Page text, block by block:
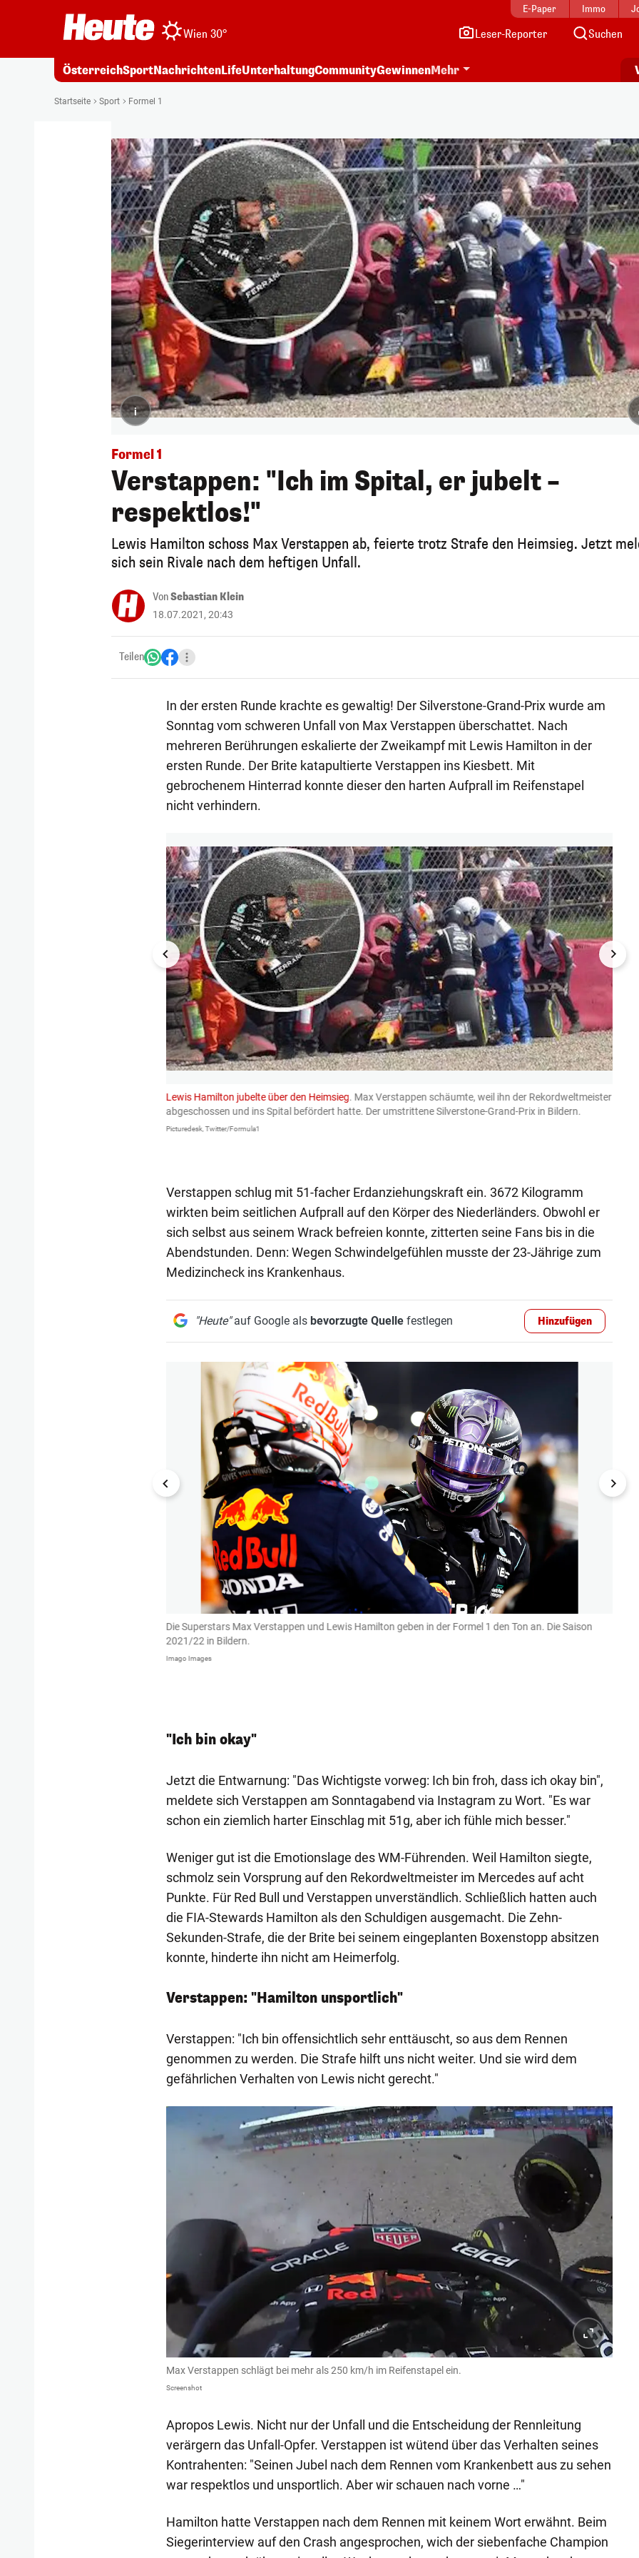
E-Paper Immo
Wien 30° Leser-Reporter Suchen
ÖsterreichSportNachrichtenLifeUnterhaltungCommunityGewinnenMehr
Startseite Sport Formel 1
i
Formel 1
Verstappen: "Ich im Spital, er jubelt –
respektlos!"
Lewis Hamilton schoss Max Verstappen ab, feierte trotz Strafe den Heimsieg. Jetzt
sich sein Rivale nach dem heftigen Unfall.
VonSebastian Klein
18.07.2021, 20:43
Teilen
In der ersten Runde krachte es gewaltig! Der Silverstone-Grand-Prix wurde am
Sonntag vom schweren Unfall von Max Verstappen überschattet. Nach
mehreren Berührungen eskalierte der Zweikampf mit Lewis Hamilton in der
ersten Runde. Der Brite katapultierte Verstappen ins Kiesbett. Mit
gebrochenem Hinterrad konnte dieser den harten Aufprall im Reifenstapel
nicht verhindern.
1/7
Lewis Hamilton jubelte über den Heimsieg. Max Verstappen schäumte, weil ihn der Rekordweltmeister
abgeschossen und ins Spital befördert hatte. Der umstrittene Silverstone-Grand-Prix in Bildern.
Picturedesk, Twitter/Formula1
Verstappen schlug mit 51-facher Erdanziehungskraft ein. 3672 Kilogramm
wirkten beim seitlichen Aufprall auf den Körper des Niederländers. Obwohl er
sich selbst aus seinem Wrack befreien konnte, zitterten seine Fans bis in die
Abendstunden. Denn: Wegen Schwindelgefühlen musste der 23-Jährige zum
Medizincheck ins Krankenhaus.
"Heute"auf Google als bevorzugte Quellefestlegen Hinzufügen
1/34
Die Superstars Max Verstappen und Lewis Hamilton geben in der Formel 1 den Ton an. Die Saison
2021/22 in Bildern.
Imago Images
"Ich bin okay"
Jetzt die Entwarnung: "Das Wichtigste vorweg: Ich bin froh, dass ich okay bin",
meldete sich Verstappen am Sonntagabend via Instagram zu Wort. "Es war
schon ein ziemlich harter Einschlag mit 51g, aber ich fühle mich besser."
Weniger gut ist die Emotionslage des WM-Führenden. Weil Hamilton siegte,
schmolz sein Vorsprung auf den Rekordweltmeister im Mercedes auf acht
Punkte. Für Red Bull und Verstappen unverständlich. Schließlich hatten auch
die FIA-Stewards Hamilton als den Schuldigen ausgemacht. Die Zehn-
Sekunden-Strafe, die der Brite bei seinem eingeplanten Boxenstopp absitzen
konnte, hinderte ihn nicht am Heimerfolg.
Verstappen: "Hamilton unsportlich"
Verstappen: "Ich bin offensichtlich sehr enttäuscht, so aus dem Rennen
genommen zu werden. Die Strafe hilft uns nicht weiter. Und sie wird dem
gefährlichen Verhalten von Lewis nicht gerecht."
Max Verstappen schlägt bei mehr als 250 km/h im Reifenstapel ein.
Screenshot
Apropos Lewis. Nicht nur der Unfall und die Entscheidung der Rennleitung
verärgern das Unfall-Opfer. Verstappen ist wütend über das Verhalten seines
Kontrahenten: "Seinen Jubel nach dem Rennen vom Krankenbett aus zu sehen
war respektlos und unsportlich. Aber wir schauen nach vorne …"
Hamilton hatte Verstappen nach dem Rennen mit keinem Wort erwähnt. Beim
Siegerinterview auf den Crash angesprochen, wich der siebenfache Champion